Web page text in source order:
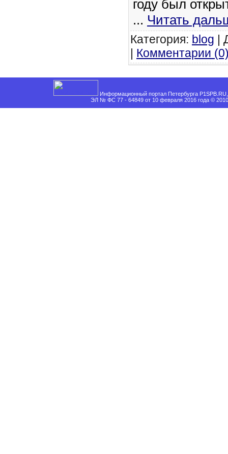
году был
... Читать
Категория: blog |
| Комментарии
Информационный портал Петербурга
ЭЛ № ФС 77 - 64849 от 10 февраля 2016 года ©